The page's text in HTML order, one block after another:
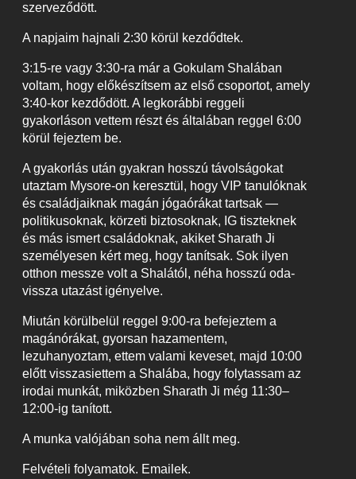
szerveződött.
A napjaim hajnali 2:30 körül kezdődtek.
3:15-re vagy 3:30-ra már a Gokulam Shalában
voltam, hogy előkészítsem az első csoportot, amely
3:40-kor kezdődött. A legkorábbi reggeli
gyakorláson vettem részt és általában reggel 6:00
körül fejeztem be.
A gyakorlás után gyakran hosszú távolságokat
utaztam Mysore-on keresztül, hogy VIP tanulóknak
és családjaiknak magán jógaórákat tartsak —
politikusoknak, körzeti biztosoknak, IG tiszteknek
és más ismert családoknak, akiket Sharath Ji
személyesen kért meg, hogy tanítsak. Sok ilyen
otthon messze volt a Shalától, néha hosszú oda-
vissza utazást igényelve.
Miután körülbelül reggel 9:00-ra befejeztem a
magánórákat, gyorsan hazamentem,
lezuhanyoztam, ettem valami keveset, majd 10:00
előtt visszasiettem a Shalába, hogy folytassam az
irodai munkát, miközben Sharath Ji még 11:30–
12:00-ig tanított.
A munka valójában soha nem állt meg.
Felvételi folyamatok. Emailek.